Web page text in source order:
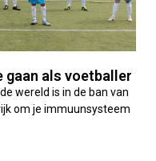
gaan als voetballer
wereld is in de ban van
om je immuunsysteem